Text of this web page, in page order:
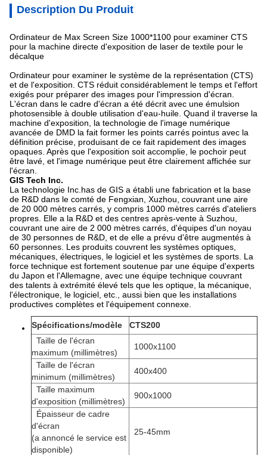
Description Du Produit
Ordinateur de Max Screen Size 1000*1100 pour examiner CTS
pour la machine directe d'exposition de laser de textile pour le
décalque
Ordinateur pour examiner le système de la représentation (CTS)
et de l'exposition. CTS réduit considérablement le temps et l'effort
exigés pour préparer des images pour l'impression d'écran.
L'écran dans le cadre d'écran a été décrit avec une émulsion
photosensible à double utilisation d'eau-huile. Quand il traverse la
machine d'exposition, la technologie de l'image numérique
avancée de DMD la fait former les points carrés pointus avec la
définition précise, produisant de ce fait rapidement des images
opaques. Après que l'exposition soit accomplie, le pochoir peut
être lavé, et l'image numérique peut être clairement affichée sur
l'écran.
GIS Tech Inc.
La technologie Inc.has de GIS a établi une fabrication et la base
de R&D dans le comté de Fengxian, Xuzhou, couvrant une aire
de 20 000 mètres carrés, y compris 1000 mètres carrés d'ateliers
propres. Elle a la R&D et des centres après-vente à Suzhou,
couvrant une aire de 2 000 mètres carrés, d'équipes d'un noyau
de 30 personnes de R&D, et de elle a prévu d'être augmentés à
60 personnes. Les produits couvrent les systèmes optiques,
mécaniques, électriques, le logiciel et les systèmes de sports. La
force technique est fortement soutenue par une équipe d'experts
du Japon et l'Allemagne, avec une équipe technique couvrant
des talents à extrémité élevé tels que les optique, la mécanique,
l'électronique, le logiciel, etc., aussi bien que les installations
productives complètes et l'équipement connexe.
Spécifications/modèle
CTS200
Taille de l'écran
maximum (millimètres)
1000x1100
Taille de l'écran
minimum (millimètres)
400x400
Taille maximum
d'exposition (millimètres)
900x1000
Épaisseur de cadre
d'écran
(a annoncé le service est
disponible)
25-45mm